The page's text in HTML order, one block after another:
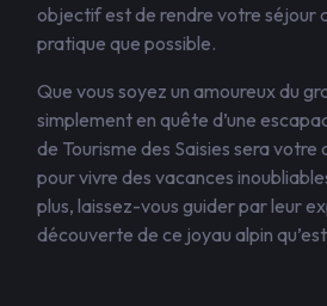
objectif est de rendre votre séjour
pratique que possible.
Que vous soyez un amoureux du
simplement en quête d’une
de Tourisme des Saisies sera votre
pour vivre des vacances
plus, laissez-vous guider par leur
découverte de ce joyau alpin